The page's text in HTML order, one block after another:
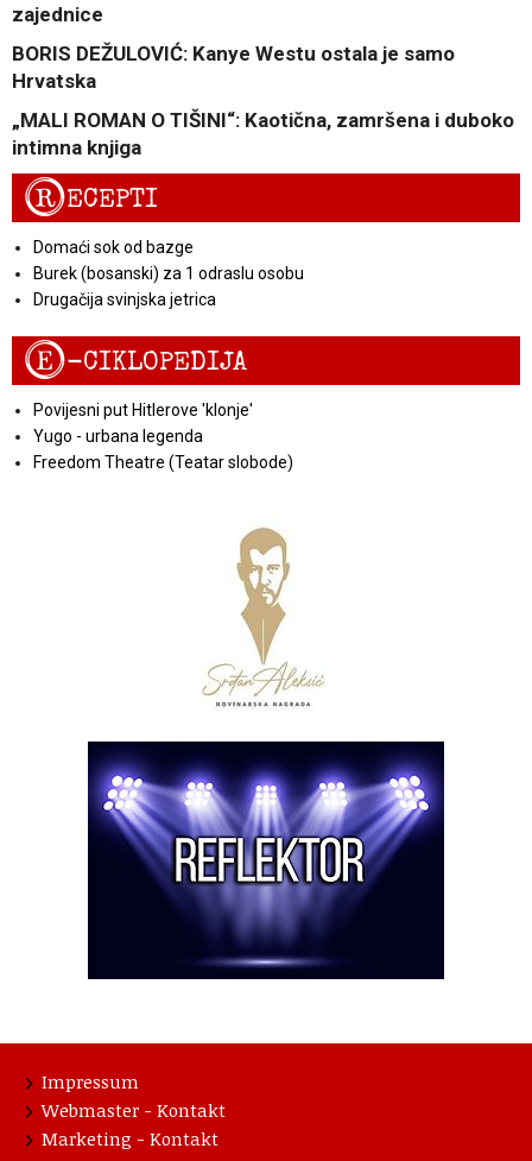
zajednice
BORIS DEŽULOVIĆ: Kanye Westu ostala je samo
Hrvatska
„MALI ROMAN O TIŠINI“: Kaotična, zamršena i duboko
intimna knjiga
RECEPTI
Domaći sok od bazge
Burek (bosanski) za 1 odraslu osobu
Drugačija svinjska jetrica
E-CIKLOPEDIJA
Povijesni put Hitlerove 'klonje'
Yugo - urbana legenda
Freedom Theatre (Teatar slobode)
Impressum
Webmaster - Kontakt
Marketing - Kontakt